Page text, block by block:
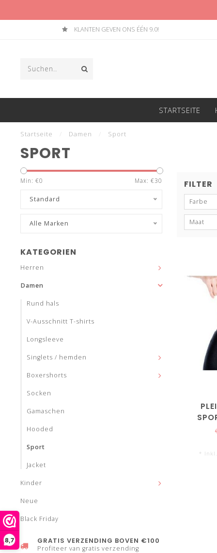
8,7
KLANTEN GEVEN ONS ÉÉN 9.0!
STARTSEITE
Startseite Damen Sport
SPORT
Min: €0 Max: €30
Standard
Alle Marken
KATEGORIEN
Herren
Damen
Rund hals
V-Ausschnitt T-shirts
Longsleeve
Singlets / hemden
Boxershorts
Socken
Gamaschen
Hooded
Sport
Jacket
Kinder
Neue
Black Friday
GRATIS VERZENDING BOVEN €100
Profiteer van gratis verzending
FILTER
Farbe
Maat
*